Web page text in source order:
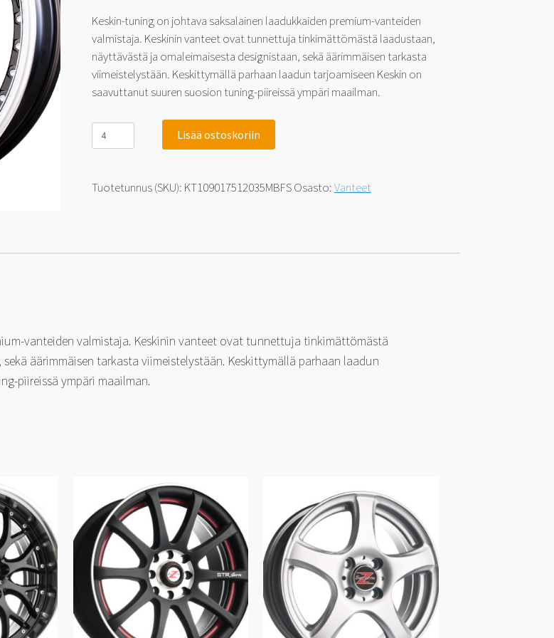
Keskin-tuning on johtava saksalainen laadukkaiden premium-vanteiden
valmistaja. Keskinin vanteet ovat tunnettuja tinkimättömästä laadustaan,
näyttävästä ja omaleimaisesta designistaan, sekä äärimmäisen tarkasta
viimeistelystään. Keskittymällä parhaan laadun tarjoamiseen Keskin on
saavuttanut suuren suosion tuning-piireissä ympäri maailman.
Keskin-
Tuning
KT10
Front
Lisää ostoskoriin
Tuotetunnus (SKU): KT109017512035MBFSOsasto:Vanteet
vanteiden valmistaja. Keskinin vanteet ovat tunnettuja tinkimättömästä
äärimmäisen tarkasta viimeistelystään. Keskittymällä parhaan laadun
piireissä ympäri maailman.